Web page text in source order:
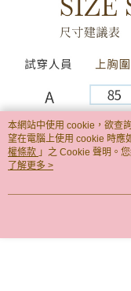
本網站中使用 cookie，欲查
望在電腦上使用 cookie 時應
權條款 」之 Cookie 聲明。
用條款之 Cookie 聲明使用
了解更多 >